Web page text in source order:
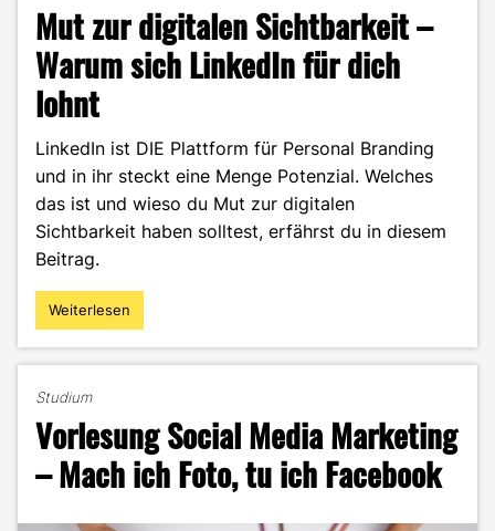
Mut zur digitalen Sichtbarkeit –
Warum sich LinkedIn für dich
lohnt
LinkedIn ist DIE Plattform für Personal Branding
und in ihr steckt eine Menge Potenzial. Welches
das ist und wieso du Mut zur digitalen
Sichtbarkeit haben solltest, erfährst du in diesem
Beitrag.
"Mut
zur
–
Warum
sich
LinkedIn
dich
Weiterlesen
Studium
Vorlesung Social Media Marketing
– Mach ich Foto, tu ich Facebook